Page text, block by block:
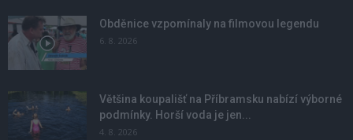
Obděnice vzpomínaly na filmovou legendu
6. 8. 2026
Většina koupališť na Příbramsku nabízí výborné
podmínky. Horší voda je jen...
4. 8. 2026